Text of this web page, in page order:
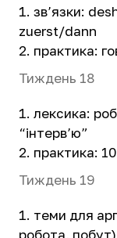
зв’язки:
zuerst/dann
практика:
Тиждень 18
лексика:
“інтерв’ю”
практика:
Тиждень 19
теми для
робота, побут)